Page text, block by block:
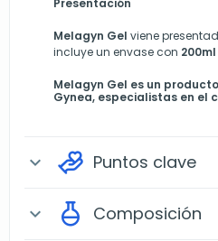
Melagyn Gel viene
incluye un envase con 200ml
Melagyn Gel es un
Gynea, especialistas en el
expand_more Puntos clave
expand_more Composición